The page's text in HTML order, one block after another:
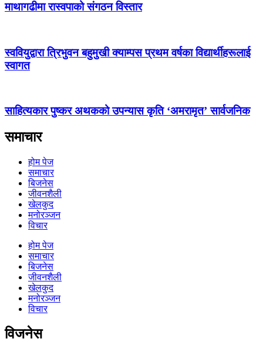
माथागढीमा रास्वपाको संगठन विस्तार
स्ववियुद्वारा त्रिभुवन बहुमुखी क्याम्पस प्रथम वर्षका विद्यार्थीहरूलाई
स्वागत
साहित्यकार पुष्कर अथकको उपन्यास कृति ‘अमरामृत’ सार्वजनिक
समाचार
होम पेज
समाचार
बिजनेस
जीवनशैली
खेलकुद
मनोरञ्जन
विचार
होम पेज
समाचार
बिजनेस
जीवनशैली
खेलकुद
मनोरञ्जन
विचार
विजनेस